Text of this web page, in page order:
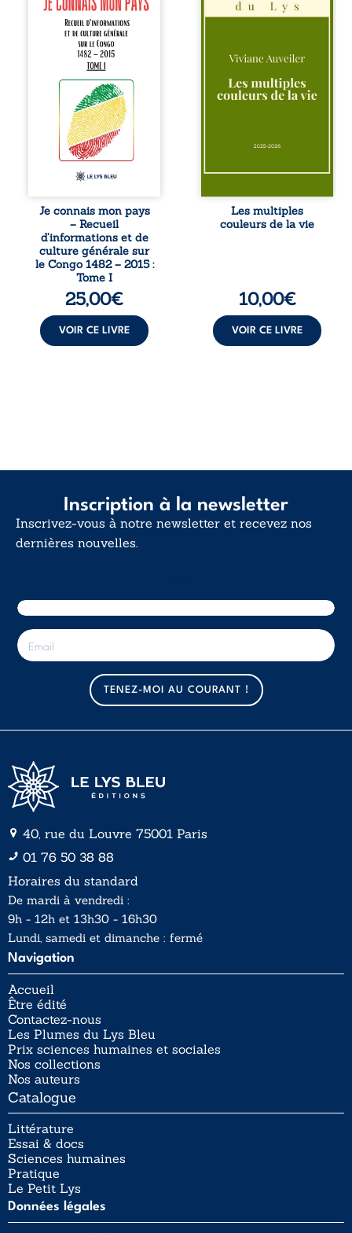
comme une œuvre
de transmission et
d’éveil civique,
destinée à raviver
la mémoire
congolaise. En
retraçant les
grandes étapes de
l’histoire
nationale, il
entend combattre
l’ignorance, le
repli identitaire et
l’affaiblissement
patriotique.
Accessible à tous,
ce recueil offre
des repères
essentiels pour
mieux
comprendre le ...
Je connais mon pays
– Recueil
d’informations et de
culture générale sur
le Congo 1482 – 2015 :
Tome I
25,00€
VOIR CE LIVRE
à l’instant où tout
bascule. Une
l’apaisement, un
recouvre
l’espérance, tandis
pour en retrouver
Entre souvenirs,
désillusions, Les
multiples couleurs
de la vie explore la
Les multiples
couleurs de la vie
10,00€
VOIR CE LIVRE
Inscription à la newsletter
Inscrivez-vous à notre newsletter et recevez nos
dernières nouvelles.
E
-
m
TENEZ-MOI AU COURANT !
40, rue du Louvre 75001 Paris
01 76 50 38 88
Horaires du standard
De mardi à vendredi :
9h - 12h et 13h30 - 16h30
Lundi, samedi et dimanche : fermé
Navigation
Accueil
Être édité
Contactez-nous
Les Plumes du Lys Bleu
Prix sciences humaines et sociales
Nos collections
Nos auteurs
Catalogue
Littérature
Essai & docs
Sciences humaines
Pratique
Le Petit Lys
Données légales